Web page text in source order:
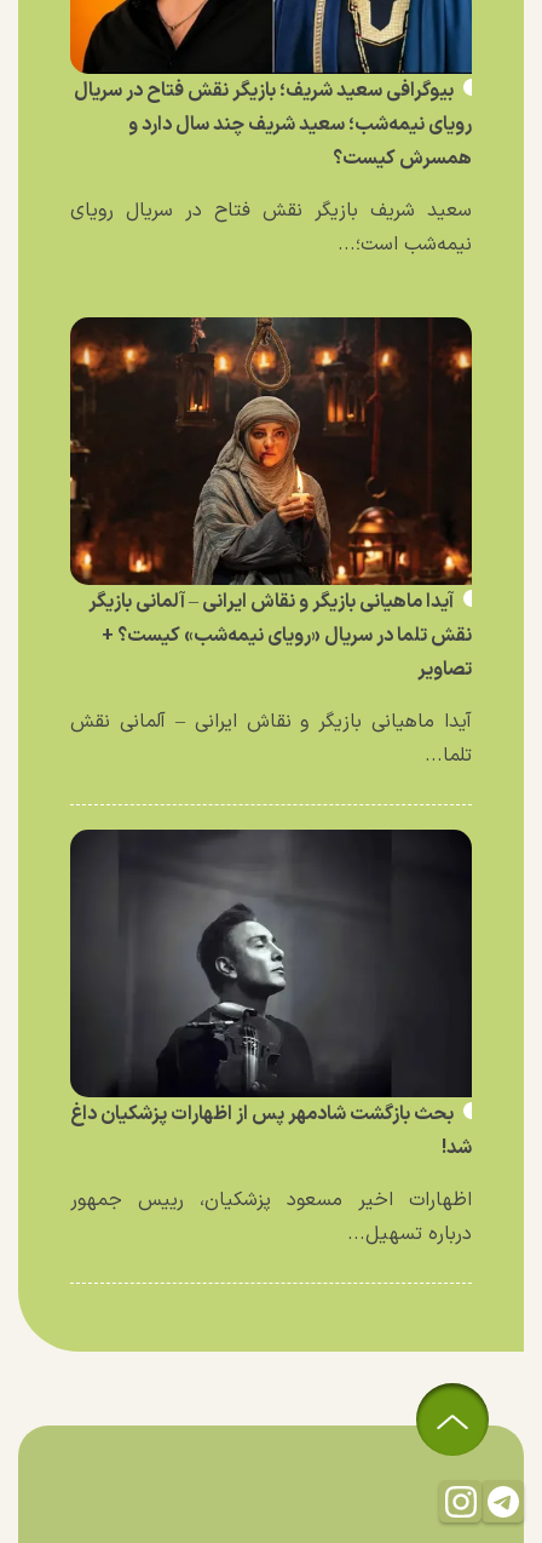
بیوگرافی سعید شریف؛ بازیگر نقش فتاح در سریال
رویای نیمه‌شب؛ سعید شریف چند سال دارد و
همسرش کیست؟
سعید شریف بازیگر نقش فتاح در سریال رویای
نیمه‌شب است؛...
آیدا ماهیانی بازیگر و نقاش ایرانی – آلمانی بازیگر
نقش تلما در سریال «رویای نیمه‌شب» کیست؟ +
تصاویر
آیدا ماهیانی بازیگر و نقاش ایرانی – آلمانی نقش
تلما...
بحث بازگشت شادمهر پس از اظهارات پزشکیان داغ
شد!
اظهارات اخیر مسعود پزشکیان، رییس جمهور
درباره تسهیل...